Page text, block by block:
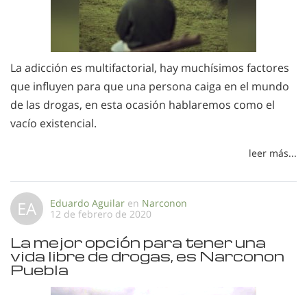
La adicción es multifactorial, hay muchísimos factores
que influyen para que una persona caiga en el mundo
de las drogas, en esta ocasión hablaremos como el
vacío existencial.
leer más...
EA Eduardo Aguilar en Narconon
12 de febrero de 2020
La mejor opción para tener una
vida libre de drogas, es Narconon
Puebla